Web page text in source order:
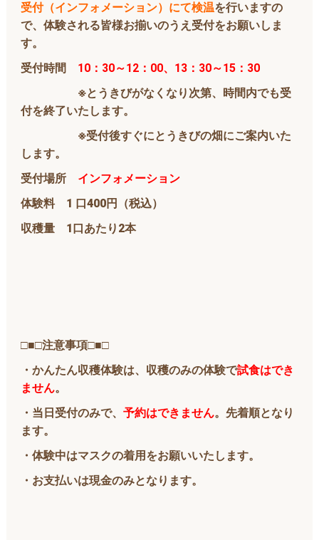
受付（インフォメーション）にて検温を行いますの
で、体験される皆様お揃いのうえ受付をお願いしま
す。
受付時間 10：30～12：00、13：30～15：30
※とうきびがなくなり次第、時間内でも受
付を終了いたします。
※受付後すぐにとうきびの畑にご案内いた
します。
受付場所 インフォメーション
体験料 1 口400円（税込）
収穫量 1口あたり2本
□■□注意事項□■□
・かんたん収穫体験は、収穫のみの体験で試食はでき
ません。
・当日受付のみで、 予約はできません。先着順となり
ます。
・体験中はマスクの着用をお願いいたします。
・お支払いは現金のみとなります。